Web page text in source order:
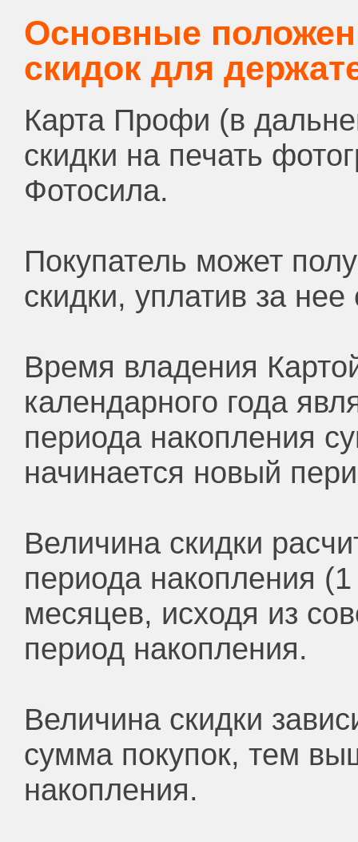
Основные
скидок для
Карта Профи (в
скидки на печать
Фотосила.
Покупатель может
скидки, уплатив за
Время владения
календарного года
периода накопления
начинается новый
Величина скидки
периода накопления
месяцев, исходя из
период накопления.
Величина скидки
сумма покупок, тем
накопления.